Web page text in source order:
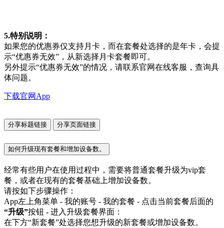
5.特别说明：
如果您的优惠券仅支持月卡，而在套餐处选择的是年卡，会提
示“优惠券无效”，从新选择月卡套餐即可。
另外提示“优惠券无效”的情况，请联系官网在线客服，查询具
体问题。
下载官网App
分享标题链接 分享页面链接
如何升级现有套餐和增加设备数。
经常有些用户在使用过程中，需要将普通套餐升级为vip套
餐，或者在现有的套餐基础上增加设备数。
请按如下步骤操作：
App左上角菜单 - 我的账号 - 我的套餐 - 点击当前套餐后面的
“升级”按钮 - 进入升级套餐界面：
在下方“新套餐”处选择您想升级的新套餐或增加设备数。